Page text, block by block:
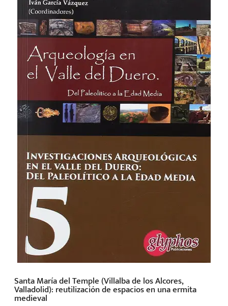
Santa María del Temple (Villalba de los Alcores,
Valladolid): reutilización de espacios en una ermita
medieval